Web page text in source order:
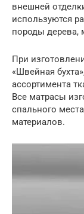
внешней
используются
породы дерева,
При
«Швейная
ассортимента
Все матрасы
спального
материалов.